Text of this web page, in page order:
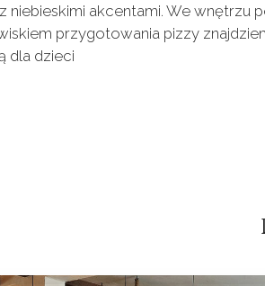
niebieskimi akcentami. We wnętrzu
przygotowania pizzy
dla dzieci